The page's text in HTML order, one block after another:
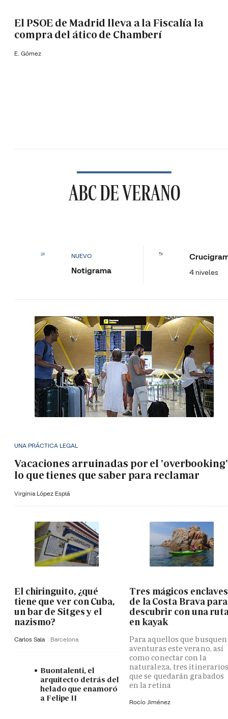
El PSOE de Madrid lleva a la Fiscalía la
compra del ático de Chamberí
E. Gómez
ABC DE VERANO
NUEVO
Notigrama 4 niveles
UNA PRÁCTICA LEGAL
Vacaciones arruinadas por el
lo que tienes que saber para reclamar
Virginia López Esplá
El chiringuito, ¿qué
tiene que ver con Cuba,
un bar de Sitges y el
nazismo?
Carlos Sala Barcelona
Buontalenti, el
arquitecto detrás del
helado que enamoró
a Felipe II
Tres mágicos enclaves
de la Costa Brava para
descubrir con una
en kayak
Para aquellos que busquen
aventuras este verano, así
como conectar con la
naturaleza, tres
que se quedarán grabados
en la retina
Rocío Jiménez